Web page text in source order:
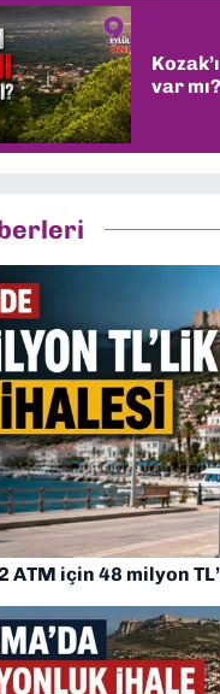
var mı?
ATM için 48 milyon